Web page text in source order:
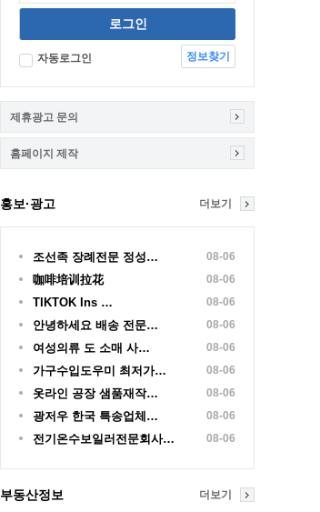
자동로그인 정보찾기
제휴광고 문의
홈페이지 제작
홍보·광고
조선족 장례전문 정성… 08-06
咖啡培训拉花 08-06
TIKTOK Ins … 08-06
안녕하세요 배송 전문… 08-06
여성의류 도 소매 사… 08-06
가구수입도우미 최저가… 08-06
옷라인 공장 샘품재작… 08-06
광저우 한국 특송업체… 08-06
전기온수보일러전문회사… 08-06
더보기
부동산정보 더보기